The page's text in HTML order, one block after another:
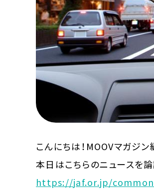
お問合せ
人材募集 （ライター、配
こんにちは！MOOVマガジン
本日はこちらのニュースを
https://jaf.or.jp/